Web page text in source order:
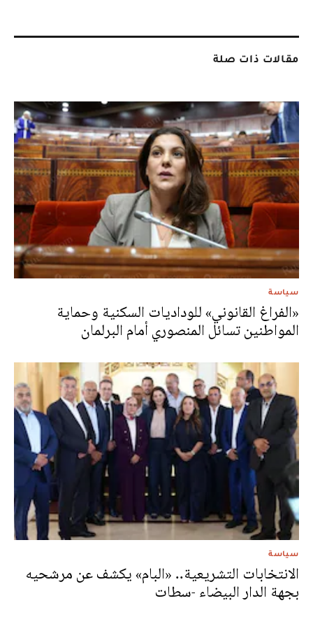
مقالات ذات صلة
سياسة
«الفراغ القانوني» للوداديات السكنية وحماية
المواطنين تسائل المنصوري أمام البرلمان
سياسة
الانتخابات التشريعية.. «البام» يكشف عن مرشحيه
بجهة الدار البيضاء -سطات